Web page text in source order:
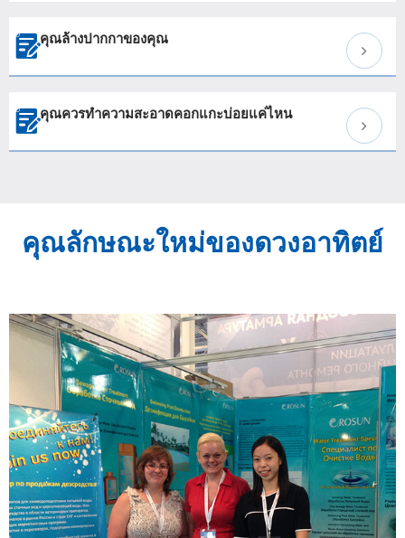
คุณล้างปากกาของคุณ
คุณควรทำความสะอาดคอกแกะบ่อยแค่ไหน
คุณลักษณะใหม่ของดวงอาทิตย์